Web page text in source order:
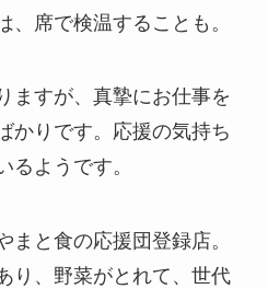
、席で検温することも。
ますが、真摯にお仕事を
かりです。応援の気持ち
るようです。
まと食の応援団登録店。
り、野菜がとれて、世代